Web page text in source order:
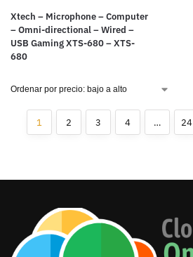
Xtech – Microphone – Computer
– Omni-directional – Wired –
USB Gaming XTS-680 – XTS-
680
1 2 3 4 … 24